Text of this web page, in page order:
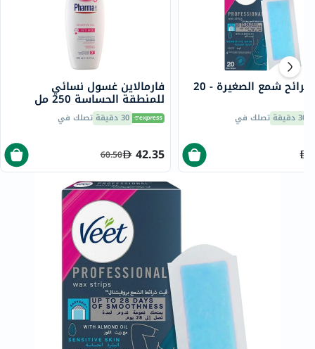
فارمالاين غسول نسائي
للمنطقة الحساسة 250 مل
30 دقيقة تصلك في
42.35
60.50
فييت شرائح شمع الصغيرة - 20
30 دقيقة تصلك في